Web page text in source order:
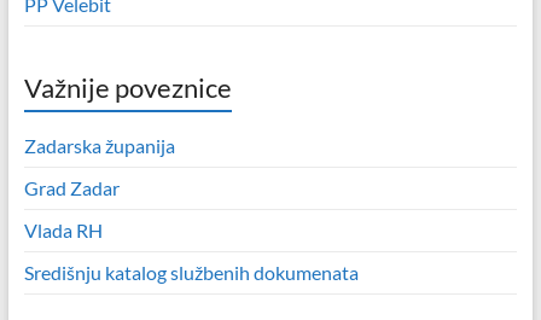
Važnije poveznice
Zadarska županija
Grad Zadar
Vlada RH
Središnju katalog službenih dokumenata